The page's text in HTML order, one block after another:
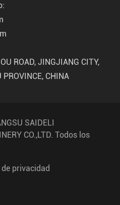
ROAD, JINGJIANG CITY,
CHINA
SAIDELI
CO.,LTD. Todos los
privacidad